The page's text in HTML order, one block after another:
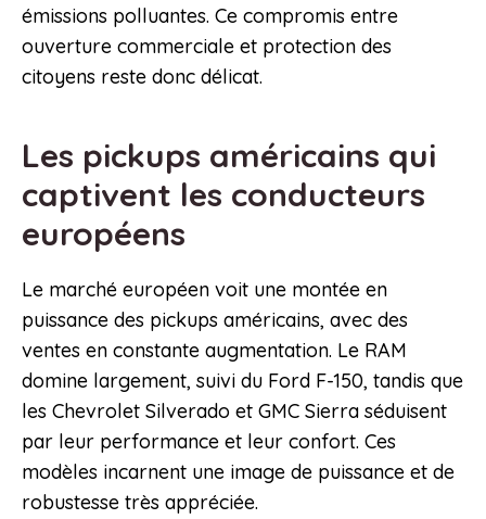
émissions polluantes. Ce compromis entre
ouverture commerciale et protection des
citoyens reste donc délicat.
Les pickups américains qui
captivent les conducteurs
européens
Le marché européen voit une montée en
puissance des pickups américains, avec des
ventes en constante augmentation. Le RAM
domine largement, suivi du Ford F-150, tandis que
les Chevrolet Silverado et GMC Sierra séduisent
par leur performance et leur confort. Ces
modèles incarnent une image de puissance et de
robustesse très appréciée.